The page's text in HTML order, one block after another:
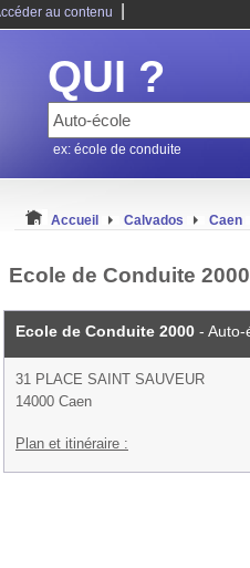
au contenu
QUI ?
ex: école de conduite
Accueil Calvados Caen
Ecole de Conduite
Ecole de Conduite 2000 - Auto-
31 PLACE SAINT SAUVEUR
14000 Caen
Plan et itinéraire :